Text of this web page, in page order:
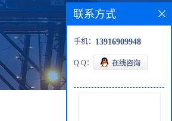
联系方式
手机： 13916909948
Q Q：